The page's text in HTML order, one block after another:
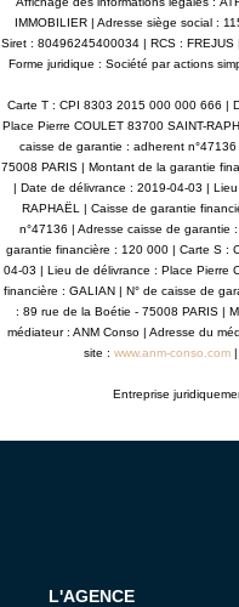
informations
disponibles
de procédure.
agence : 04
sont
IMMOBILIER | Adresse siège social :
Siret : 80496245400034 | RCS :
Forme juridique : Société par actions
Carte T : CPI 8303 2015 000 000 666 |
Place Pierre COULET 83700 SAINT-
caisse de garantie : adherent
75008 PARIS | Montant de la garantie
| Date de délivrance : 2019-04-03 |
RAPHAËL | Caisse de garantie
n°47136 | Adresse caisse de garantie
garantie financière : 120 000 | Carte S :
04-03 | Lieu de délivrance : Place Pierre
financière : GALIAN | N° de caisse de
: 89 rue de la Boétie - 75008 PARIS |
médiateur : ANM Conso | Adresse du
site : www.anm-conso.com
Entreprise
L'AGENCE